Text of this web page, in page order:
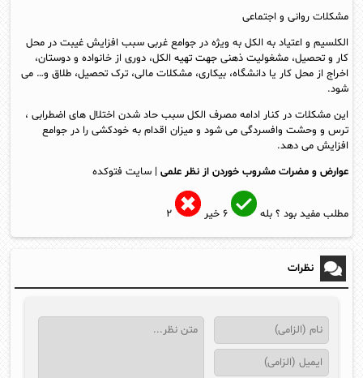
مشکلات روانی و اجتماعی
الکلسیم و اعتیاد به الکل به ویژه در جوامع غربی سبب افزایش غیبت در محل
کار و تحصیل، مشغولیت ذهنی جهت تهیه الکل، دوری از خانواده و دوستان،
اخراج از محل کار یا دانشگاه، بیکاری، مشکلات مالی، ترک تحصیل، طلاق و… می
شود.
این مشکلات در کنار ادامه مصرف الکل سبب حاد شدن اختلال های اضطرابی ،
ترس و وحشت وافسردگی می شود و میزان اقدام به خودکشی را در جوامع
افزایش می دهد.
عوارض و مضرات مشروب خوردن از نظر علمی| سایت فتوکده
مطلب مفید بود ؟ بله ۶ خیر ۲
نظرات